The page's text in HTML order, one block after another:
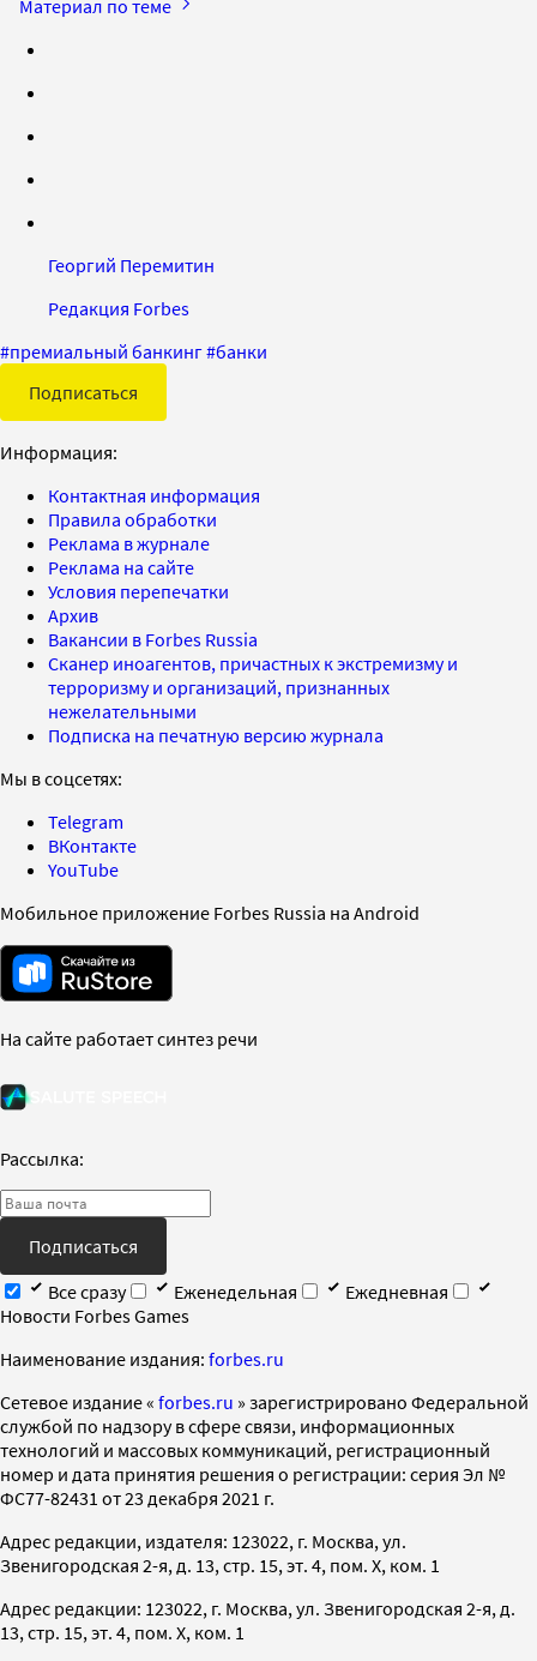
Материал по теме
Георгий Перемитин
Редакция Forbes
#премиальный банкинг#банки
Подписаться
Информация:
Контактная информация
Правила обработки
Реклама в журнале
Реклама на сайте
Условия перепечатки
Архив
Вакансии в Forbes Russia
Сканер иноагентов, причастных к экстремизму и
терроризму и организаций, признанных
нежелательными
Подписка на печатную версию журнала
Мы в соцсетях:
Telegram
ВКонтакте
YouTube
Мобильное приложение Forbes Russia на Android
На сайте работает синтез речи
Рассылка:
Подписаться
Все сразу
Еженедельная
Ежедневная
Новости Forbes Games
Наименование издания: forbes.ru
Cетевое издание « forbes.ru » зарегистрировано Федеральной
службой по надзору в сфере связи, информационных
технологий и массовых коммуникаций, регистрационный
номер и дата принятия решения о регистрации: серия Эл №
ФС77-82431 от 23 декабря 2021 г.
Адрес редакции, издателя: 123022, г. Москва, ул.
Звенигородская 2-я, д. 13, стр. 15, эт. 4, пом. X, ком. 1
Адрес редакции: 123022, г. Москва, ул. Звенигородская 2-я, д.
13, стр. 15, эт. 4, пом. X, ком. 1